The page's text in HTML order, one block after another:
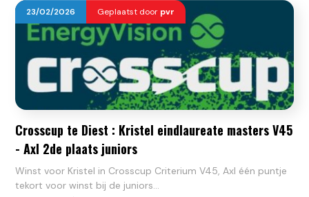
23/02/2026 Geplaatst door pvr
Crosscup te Diest : Kristel eindlaureate masters V45
- Axl 2de plaats juniors
Winst voor Kristel in Crosscup Criterium V45, Axl één puntje
tekort voor winst bij de juniors...